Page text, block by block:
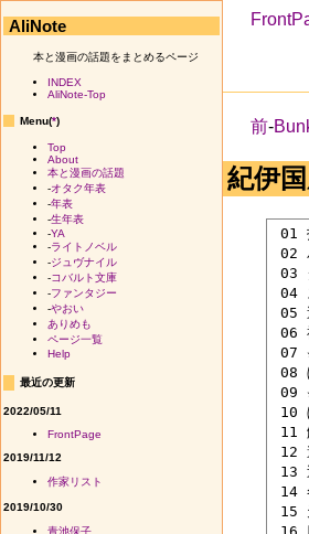
前-
紀伊
01
02
03
04
05
06
07
08
09
10
11
12
13
14
15
AliNote
本と漫画の話題をまとめるページ
INDEX
AliNote-Top
Menu(*)
Top
About
本と漫画の話題
-オタク年表
-年表
-生年表
-YA
-ライトノベル
-ジュヴナイル
-コバルト文庫
-ファンタジー
-やおい
ありめも
ページ一覧
Help
最近の更新
2022/05/11
FrontPage
2019/11/12
作家リスト
2019/10/30
青池保子